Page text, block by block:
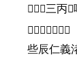
𤇮冷𱙎三丙
𢚸世泊顛油奴变
些辰仁義